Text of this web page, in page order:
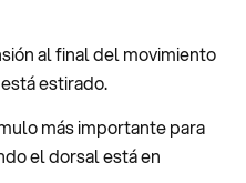
al final del movimiento
estirado.
más importante para
el dorsal está en